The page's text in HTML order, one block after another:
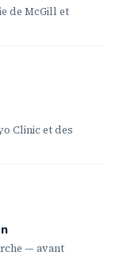
de McGill et
Clinic et des
— avant